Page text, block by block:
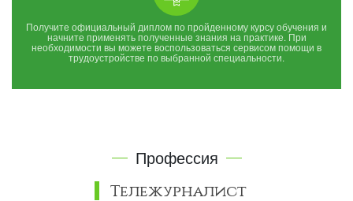
Получите официальный диплом по пройденному курсу обучения и
начните применять полученные знания на практике. При
необходимости вы можете воспользоваться сервисом помощи в
трудоустройстве по выбранной специальности.
Профессия
Тележурналист